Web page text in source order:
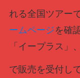
れる全国ツアーで
ームページを確
「イープラス」
で販売を受付し